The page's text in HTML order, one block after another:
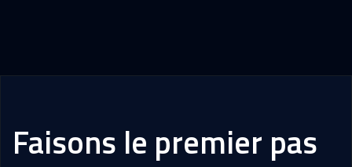
Faisons le premier pas